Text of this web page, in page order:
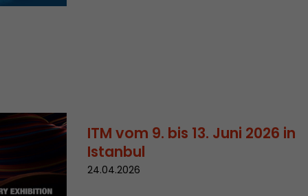
ITM vom 9. bis 13. Juni 2026 in
Istanbul
24.04.2026
von Google
verwenden
wenn der
beim